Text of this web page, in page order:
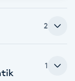
2
1